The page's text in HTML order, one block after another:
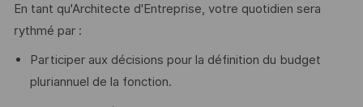
En tant qu'Architecte d'Entreprise, votre quotidien sera
rythmé par :
Participer aux décisions pour la définition du budget
pluriannuel de la fonction.